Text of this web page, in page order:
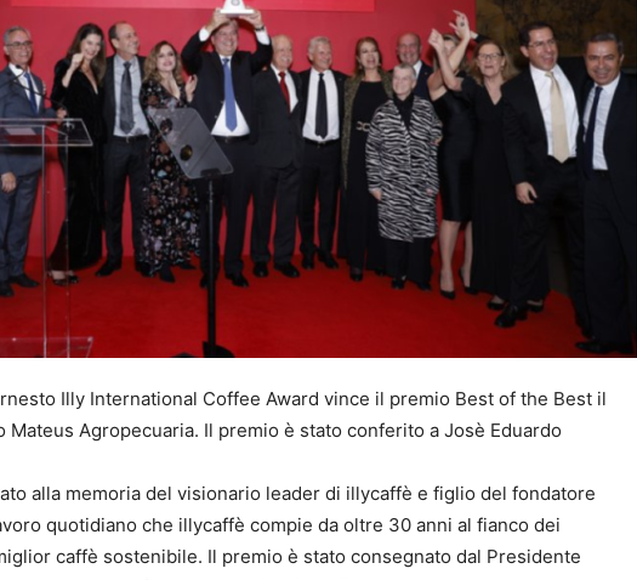
Illy International Coffee Award vince il premio Best of the Best il
Mateus Agropecuaria. Il premio è stato conferito a Josè Eduardo
alla memoria del visionario leader di illycaffè e figlio del fondatore
quotidiano che illycaffè compie da oltre 30 anni al fianco dei
caffè sostenibile. Il premio è stato consegnato dal Presidente